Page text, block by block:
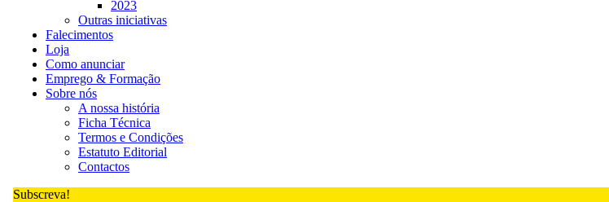
2023
Outras iniciativas
Falecimentos
Loja
Como anunciar
Emprego & Formação
Sobre nós
A nossa história
Ficha Técnica
Termos e Condições
Estatuto Editorial
Contactos
Subscreva!